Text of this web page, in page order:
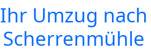
Ihr Umzug nach
Scherrenmühle